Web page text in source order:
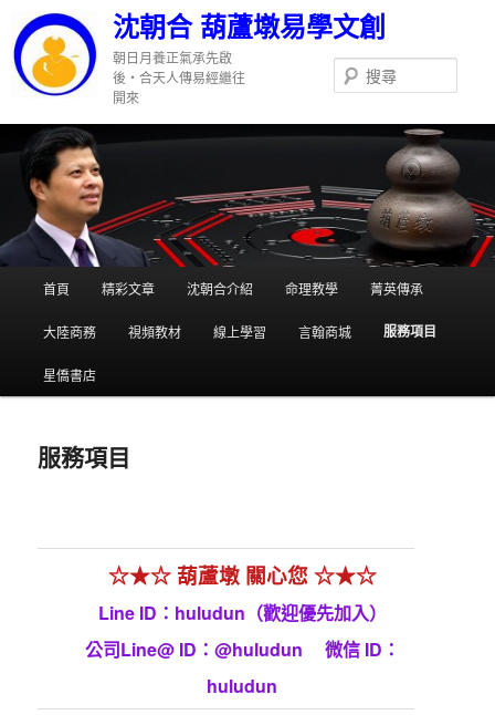
主
要
容
沈朝合 葫蘆墩易學文創
朝日月養正氣承先啟
後‧合天人傳易經繼往
開來
尋
首頁 精彩文章 沈朝合介紹 命理教學 菁英傳承
大陸商務 視頻教材 線上學習 言翰商城 服務項目
星僑書店
服務項目
☆★☆ 葫蘆墩 關心您 ☆★☆
Line ID：huludun（歡迎優先加入）
公司Line@ ID：@huludun 微信 ID：
huludun